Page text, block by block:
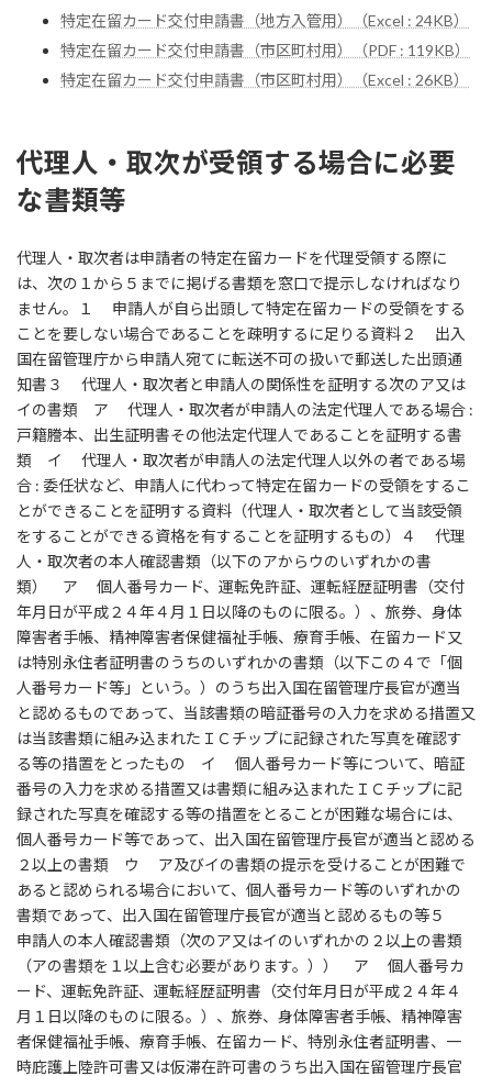
特定在留カード交付申請書（地方入管用）（Excel : 24KB）
特定在留カード交付申請書（市区町村用）（PDF : 119KB）
特定在留カード交付申請書（市区町村用）（Excel : 26KB）
代理人・取次が受領する場合に必要
な書類等
代理人・取次者は申請者の特定在留カードを代理受領する際に
は、次の１から５までに掲げる書類を窓口で提示しなければなり
ません。１ 申請人が自ら出頭して特定在留カードの受領をする
ことを要しない場合であることを疎明するに足りる資料２ 出入
国在留管理庁から申請人宛てに転送不可の扱いで郵送した出頭通
知書３ 代理人・取次者と申請人の関係性を証明する次のア又は
イの書類 ア 代理人・取次者が申請人の法定代理人である場合 :
戸籍謄本、出生証明書その他法定代理人であることを証明する書
類 イ 代理人・取次者が申請人の法定代理人以外の者である場
合 : 委任状など、申請人に代わって特定在留カードの受領をするこ
とができることを証明する資料（代理人・取次者として当該受領
をすることができる資格を有することを証明するもの）４ 代理
人・取次者の本人確認書類（以下のアからウのいずれかの書
類） ア 個人番号カード、運転免許証、運転経歴証明書（交付
年月日が平成２４年４月１日以降のものに限る。）、旅券、身体
障害者手帳、精神障害者保健福祉手帳、療育手帳、在留カード又
は特別永住者証明書のうちのいずれかの書類（以下この４で「個
人番号カード等」という。）のうち出入国在留管理庁長官が適当
と認めるものであって、当該書類の暗証番号の入力を求める措置又
は当該書類に組み込まれたＩＣチップに記録された写真を確認す
る等の措置をとったもの イ 個人番号カード等について、暗証
番号の入力を求める措置又は書類に組み込まれたＩＣチップに記
録された写真を確認する等の措置をとることが困難な場合には、
個人番号カード等であって、出入国在留管理庁長官が適当と認める
２以上の書類 ウ ア及びイの書類の提示を受けることが困難で
あると認められる場合において、個人番号カード等のいずれかの
書類であって、出入国在留管理庁長官が適当と認めるもの等５
申請人の本人確認書類（次のア又はイのいずれかの２以上の書類
（アの書類を１以上含む必要があります。）） ア 個人番号カ
ード、運転免許証、運転経歴証明書（交付年月日が平成２４年４
月１日以降のものに限る。）、旅券、身体障害者手帳、精神障害
者保健福祉手帳、療育手帳、在留カード、特別永住者証明書、一
時庇護上陸許可書又は仮滞在許可書のうち出入国在留管理庁長官